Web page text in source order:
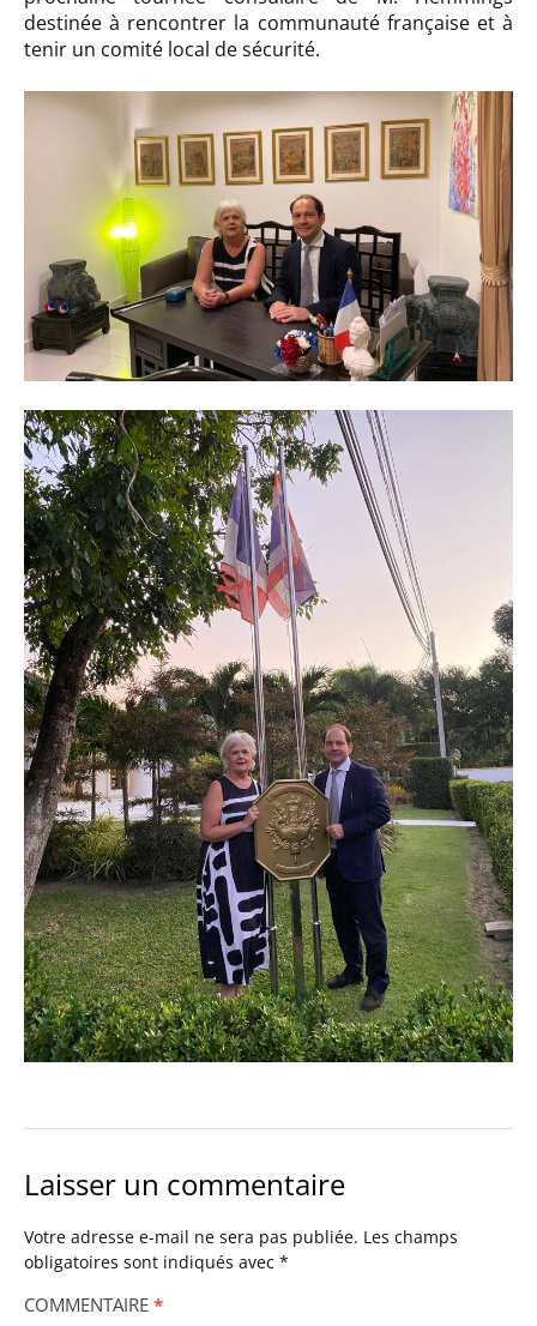
destinée à rencontrer la communauté française et à
tenir un comité local de sécurité.
Laisser un commentaire
Votre adresse e-mail ne sera pas publiée. Les champs
obligatoires sont indiqués avec *
COMMENTAIRE *